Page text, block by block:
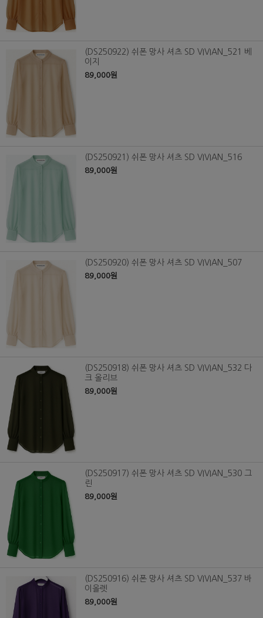
(DS250922) 쉬폰 망사 셔츠 SD VIVIAN_521 베
이지
89,000원
(DS250921) 쉬폰 망사 셔츠 SD VIVIAN_516
89,000원
(DS250920) 쉬폰 망사 셔츠 SD VIVIAN_507
89,000원
(DS250918) 쉬폰 망사 셔츠 SD VIVIAN_532 다
크 올리브
89,000원
(DS250917) 쉬폰 망사 셔츠 SD VIVIAN_530 그
린
89,000원
(DS250916) 쉬폰 망사 셔츠 SD VIVIAN_537 바
이올렛
89,000원